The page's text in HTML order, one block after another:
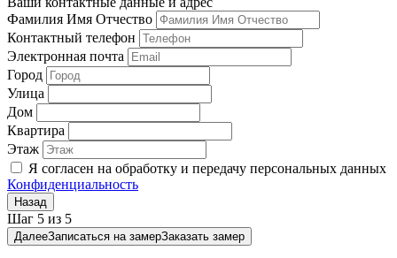
Фамилия Имя Отчество
Контактный телефон
Электронная почта
Город
Улица
Дом
Квартира
Этаж
Я согласен на обработку и передачу персональных данных
Конфиденциальность
Назад
Шаг 5 из 5
ДалееЗаписаться на замерЗаказать замер